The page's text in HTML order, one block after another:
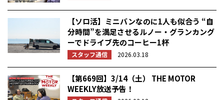
【ソロ活】ミニバンなのに1人も似合う “自
分時間”を満足させるルノー・グランカング
ーでドライブ先のコーヒー1杯
スタッフ通信 2026.03.18
【第669回】3/14（土） THE MOTOR
WEEKLY放送予告！